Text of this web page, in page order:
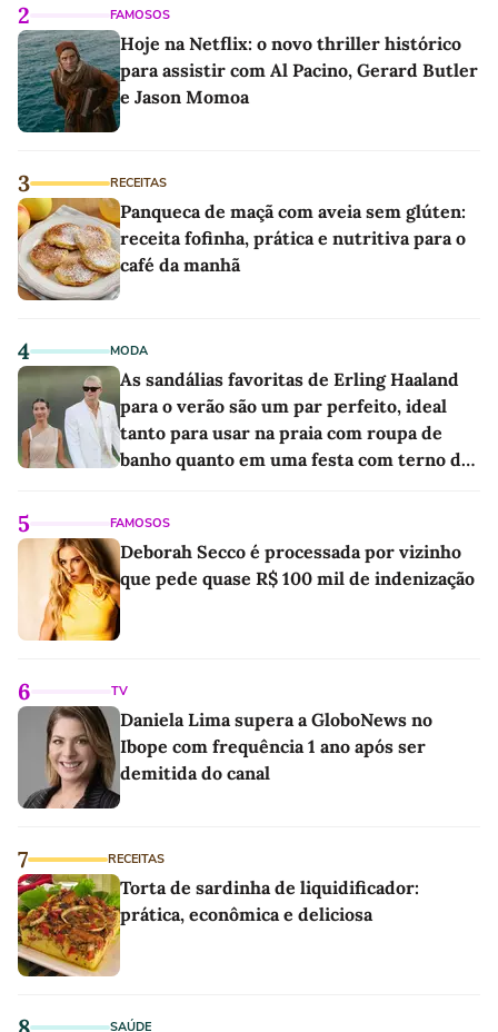
2 FAMOSOS
Hoje na Netflix: o novo thriller histórico
para assistir com Al Pacino, Gerard Butler
e Jason Momoa
3 RECEITAS
Panqueca de maçã com aveia sem glúten:
receita fofinha, prática e nutritiva para o
café da manhã
4 MODA
As sandálias favoritas de Erling Haaland
para o verão são um par perfeito, ideal
tanto para usar na praia com roupa de
banho quanto em uma festa com terno de
5 FAMOSOS
Deborah Secco é processada por vizinho
que pede quase R$ 100 mil de indenização
6 TV
Daniela Lima supera a GloboNews no
Ibope com frequência 1 ano após ser
demitida do canal
7 RECEITAS
Torta de sardinha de liquidificador:
prática, econômica e deliciosa
SAÚDE